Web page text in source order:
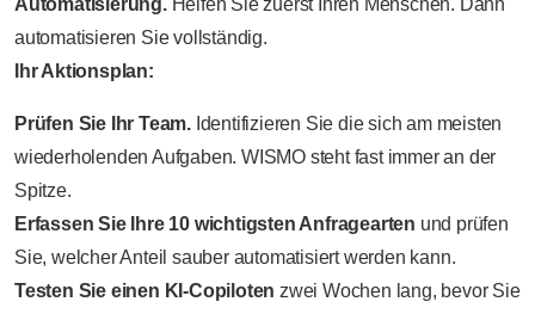
automatisieren Sie vollständig.
Ihr Aktionsplan:
Prüfen Sie Ihr Team. Identifizieren Sie die sich am meisten
wiederholenden Aufgaben. WISMO steht fast immer an der
Spitze.
Erfassen Sie Ihre 10 wichtigsten Anfragearten und prüfen
Sie, welcher Anteil sauber automatisiert werden kann.
Testen Sie einen KI-Copiloten zwei Wochen lang, bevor Sie